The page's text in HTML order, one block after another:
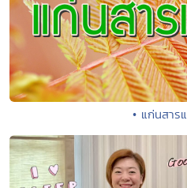
• แก่นสาร